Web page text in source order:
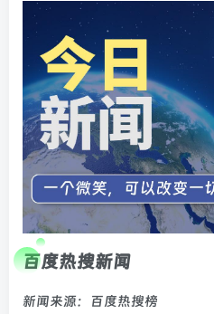
百度热搜新闻
新闻来源：百度热搜榜